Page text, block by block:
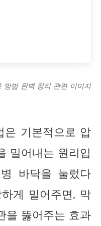
법 완벽 정리 관련 이미지
은 기본적으로 압
밀어내는 원리입
바닥을 눌렀다
게 밀어주면, 막
을 뚫어주는 효과